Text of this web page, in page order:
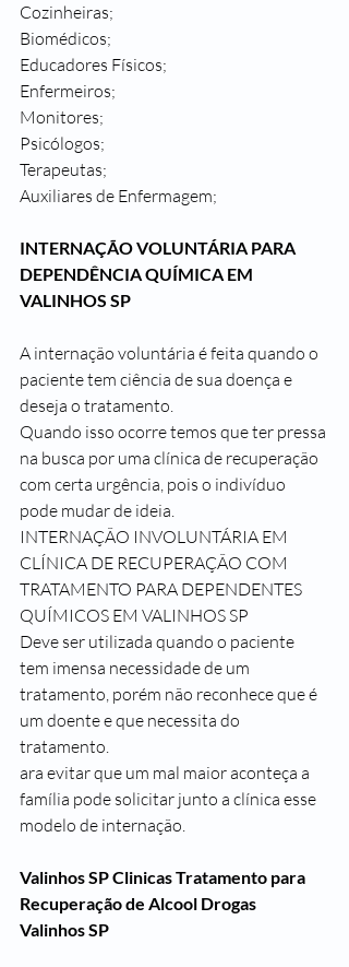
Cozinheiras;
Biomédicos;
Educadores Físicos;
Enfermeiros;
Monitores;
Psicólogos;
Terapeutas;
Auxiliares de Enfermagem;
INTERNAÇÃO VOLUNTÁRIA PARA
DEPENDÊNCIA QUÍMICA EM
VALINHOS SP
A internação voluntária é feita quando o
paciente tem ciência de sua doença e
deseja o tratamento.
Quando isso ocorre temos que ter pressa
na busca por uma clínica de recuperação
com certa urgência, pois o indivíduo
pode mudar de ideia.
INTERNAÇÃO INVOLUNTÁRIA EM
CLÍNICA DE RECUPERAÇÃO COM
TRATAMENTO PARA DEPENDENTES
QUÍMICOS EM VALINHOS SP
Deve ser utilizada quando o paciente
tem imensa necessidade de um
tratamento, porém não reconhece que é
um doente e que necessita do
tratamento.
ara evitar que um mal maior aconteça a
família pode solicitar junto a clínica esse
modelo de internação.
Valinhos SP Clinicas Tratamento para
Recuperação de Alcool Drogas
Valinhos SP